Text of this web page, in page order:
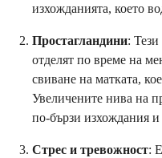
изхожданията, което
Простагландини:
отделят по време на
свиване на матката,
Увеличените нива на
по-бързи изхождания и
Стрес и тревожност: